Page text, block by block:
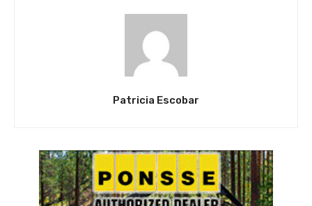
Patricia Escobar